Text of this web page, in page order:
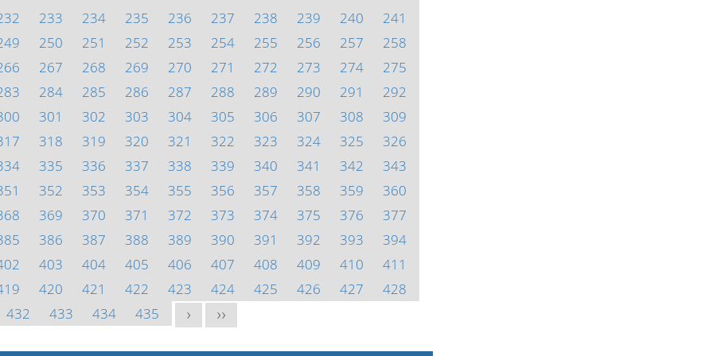
233 234 235 236 237 238 239 240
241
250 251 252 253 254 255 256 257
258
267 268 269 270 271 272 273 274
275
284 285 286 287 288 289 290 291
292
301 302 303 304 305 306 307 308
309
318 319 320 321 322 323 324 325
326
335 336 337 338 339 340 341 342
343
352 353 354 355 356 357 358 359
360
369 370 371 372 373 374 375 376
377
386 387 388 389 390 391 392 393
394
403 404 405 406 407 408 409 410
411
420 421 422 423 424 425 426 427
428
432
433 434 435 > >>